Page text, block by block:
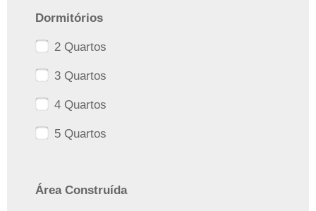
Dormitórios
2 Quartos
3 Quartos
4 Quartos
5 Quartos
Área Construída